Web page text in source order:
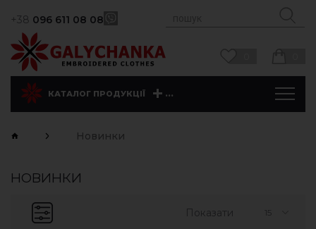
+38 096 611 08 08
КАТАЛОГ ПРОДУКЦІЇ ...
Новинки
НОВИНКИ
Показати 15